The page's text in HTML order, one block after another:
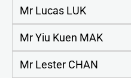
Mr Lucas LUK
Mr Yiu Kuen MAK
Mr Lester CHAN